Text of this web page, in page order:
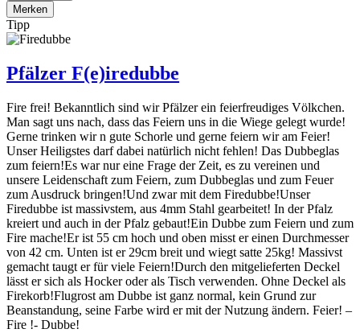
Merken
Tipp
Pfälzer F(e)iredubbe
Fire frei! Bekanntlich sind wir Pfälzer ein feierfreudiges Völkchen.
Man sagt uns nach, dass das Feiern uns in die Wiege gelegt wurde!
Gerne trinken wir n gute Schorle und gerne feiern wir am Feier!
Unser Heiligstes darf dabei natürlich nicht fehlen! Das Dubbeglas
zum feiern!Es war nur eine Frage der Zeit, es zu vereinen und
unsere Leidenschaft zum Feiern, zum Dubbeglas und zum Feuer
zum Ausdruck bringen!Und zwar mit dem Firedubbe!Unser
Firedubbe ist massivstem, aus 4mm Stahl gearbeitet! In der Pfalz
kreiert und auch in der Pfalz gebaut!Ein Dubbe zum Feiern und zum
Fire mache!Er ist 55 cm hoch und oben misst er einen Durchmesser
von 42 cm. Unten ist er 29cm breit und wiegt satte 25kg! Massivst
gemacht taugt er für viele Feiern!Durch den mitgelieferten Deckel
lässt er sich als Hocker oder als Tisch verwenden. Ohne Deckel als
Firekorb!Flugrost am Dubbe ist ganz normal, kein Grund zur
Beanstandung, seine Farbe wird er mit der Nutzung ändern. Feier! –
Fire !- Dubbe!